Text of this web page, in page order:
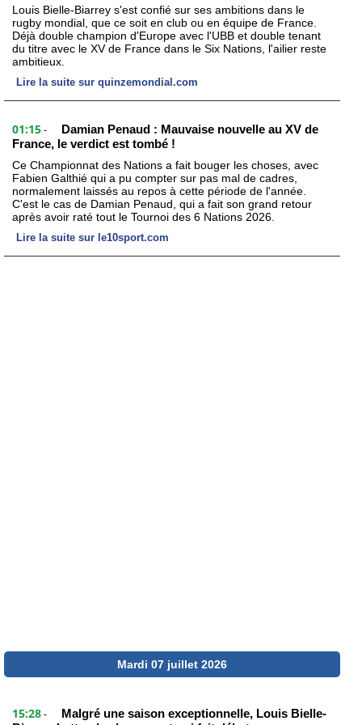
Louis Bielle-Biarrey s'est confié sur ses ambitions dans le
rugby mondial, que ce soit en club ou en équipe de France.
Déjà double champion d'Europe avec l'UBB et double tenant
du titre avec le XV de France dans le Six Nations, l'ailier reste
ambitieux.
Lire la suite sur quinzemondial.com
01:15 -
Damian Penaud : Mauvaise nouvelle au XV de
France, le verdict est tombé !
Ce Championnat des Nations a fait bouger les choses, avec
Fabien Galthié qui a pu compter sur pas mal de cadres,
normalement laissés au repos à cette période de l'année.
C'est le cas de Damian Penaud, qui a fait son grand retour
après avoir raté tout le Tournoi des 6 Nations 2026.
Lire la suite sur le10sport.com
Mardi 07 juillet 2026
15:28 -
Malgré une saison exceptionnelle, Louis Bielle-